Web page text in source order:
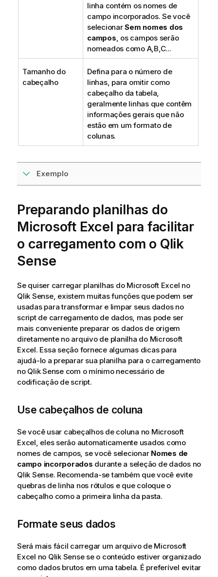
linha contém os nomes de
campo incorporados. Se você
selecionarSem nomes dos
campos , os campos serão
nomeados como A,B,C...
Tamanho do
cabeçalho
Defina para o número de
linhas, para omitir como
cabeçalho da tabela,
geralmente linhas que contêm
informações gerais que não
estão em um formato de
colunas.
Exemplo
Preparando planilhas do
Microsoft Excel para facilitar
o carregamento com o Qlik
Sense
Se quiser carregar planilhas do Microsoft Excel no
Qlik Sense, existem muitas funções que podem ser
usadas para transformar e limpar seus dados no
script de carregamento de dados, mas pode ser
mais conveniente preparar os dados de origem
diretamente no arquivo de planilha do Microsoft
Excel. Essa seção fornece algumas dicas para
ajudá-lo a preparar sua planilha para o carregamento
no Qlik Sensecom o mínimo necessário de
codificação de script.
Use cabeçalhos de coluna
Se você usar cabeçalhos de coluna no Microsoft
Excel, eles serão automaticamente usados como
nomes de campos, se você selecionar Nomes de
campo incorporados durante a seleção de dados no
Qlik Sense. Recomenda-se também que você evite
quebras de linha nos rótulos e que coloque o
cabeçalho como a primeira linha da pasta.
Formate seus dados
Será mais fácil carregar um arquivo de Microsoft
Excel no Qlik Sensese o conteúdo estiver organizado
como dados brutos em uma tabela. É preferível evitar